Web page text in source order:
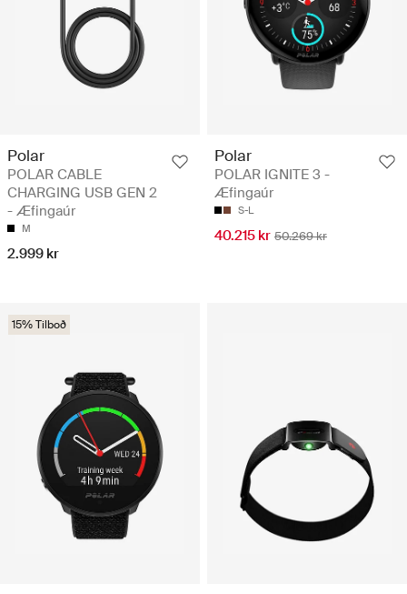
Polar
POLAR CABLE
CHARGING USB GEN 2
- Æfingaúr
M
2.999 kr
Polar
POLAR IGNITE 3 -
Æfingaúr
S-L
40.215 kr 50.269 kr
15% Tilboð